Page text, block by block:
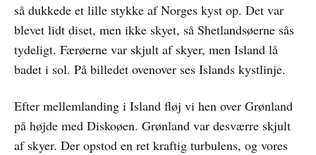
så dukkede et lille stykke af Norges kyst op. Det var
blevet lidt diset, men ikke skyet, så Shetlandsøerne sås
tydeligt. Færøerne var skjult af skyer, men Island lå
badet i sol. På billedet ovenover ses Islands kystlinje.
Efter mellemlanding i Island fløj vi hen over Grønland
på højde med Diskoøen. Grønland var desværre skjult
af skyer. Der opstod en ret kraftig turbulens, og vores